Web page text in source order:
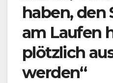
haben, den
am Laufen
plötzlich
werden“